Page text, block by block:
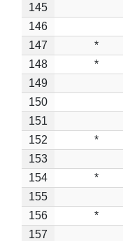
145
146
147
*
148
*
149
150
151
152
*
153
154
*
155
156
*
157